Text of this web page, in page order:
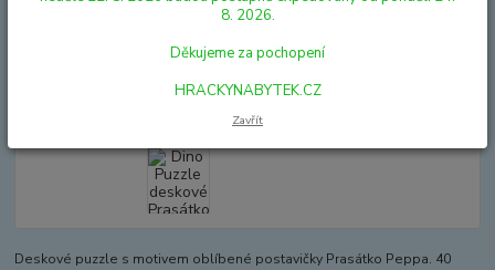
Dino Puzzle deskové Prasátko
Peppa 40 dílků 37x29cm
Deskové puzzle s motivem oblíbené postavičky Prasátko Peppa. 40
8. 2026.
Děkujeme za pochopení
HRACKYNABYTEK.CZ
Zavřít